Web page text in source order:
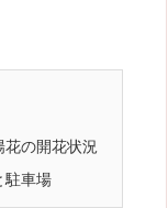
花の開花状況
車場